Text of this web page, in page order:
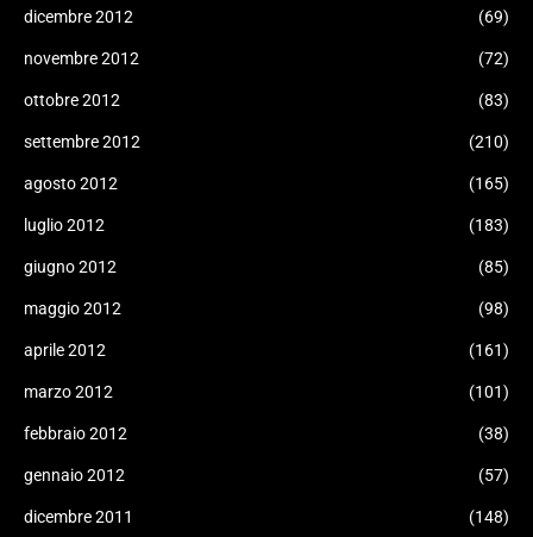
dicembre 2012 (69)
novembre 2012 (72)
ottobre 2012 (83)
settembre 2012 (210)
agosto 2012 (165)
luglio 2012 (183)
giugno 2012 (85)
maggio 2012 (98)
aprile 2012 (161)
marzo 2012 (101)
febbraio 2012 (38)
gennaio 2012 (57)
dicembre 2011 (148)